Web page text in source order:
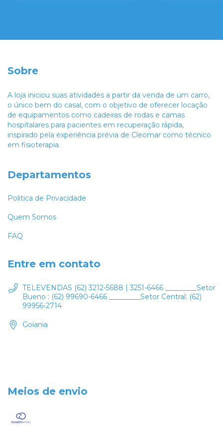
Sobre
A loja iniciou suas atividades a partir da venda de um carro,
o único bem do casal, com o objetivo de oferecer locação
de equipamentos como cadeiras de rodas e camas
hospitalares para pacientes em recuperação rápida,
inspirado pela experiência prévia de Cleomar como técnico
em fisioterapia.
Departamentos
Politica de Privacidade
Quem Somos
FAQ
Entre em contato
TELEVENDAS (62) 3212-5688 | 3251-6466 _________Setor
Bueno : (62) 99690-6466 _________Setor Central: (62)
99956-2714
Goiania
Meios de envio